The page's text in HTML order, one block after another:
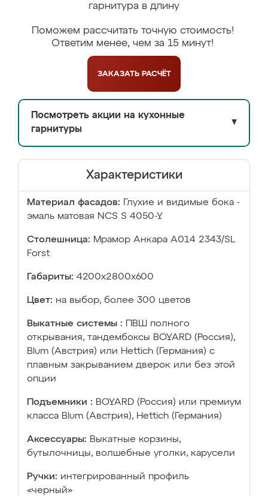
гарнитура в длину
Поможем рассчитать точную стоимость!
Ответим менее, чем за 15 минут!
ЗАКАЗАТЬ РАСЧЁТ
Посмотреть акции на кухонные
гарнитуры
▼
Характеристики
Материал фасадов:
Глухие и видимые бока -
эмаль матовая NCS S 4050-Y
Столешница: Мрамор Анкара А014 2343/SL
Forst
Габариты: 4200х2800х600
Цвет: на выбор, более 300 цветов
Выкатные системы :
ПВШ полного
открывания, тандембоксы BOYARD (Россия),
Blum (Австрия) или Hettich (Германия) с
плавным закрыванием дверок или без этой
опции
Подъемники : BOYARD (Россия) или премиум
класса Blum (Австрия), Hettich (Германия)
Аксессуары: Выкатные корзины,
бутылочницы, волшебные уголки, карусели
Ручки: интегрированный профиль
«черный»